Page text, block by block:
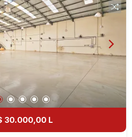
30.000,00 L